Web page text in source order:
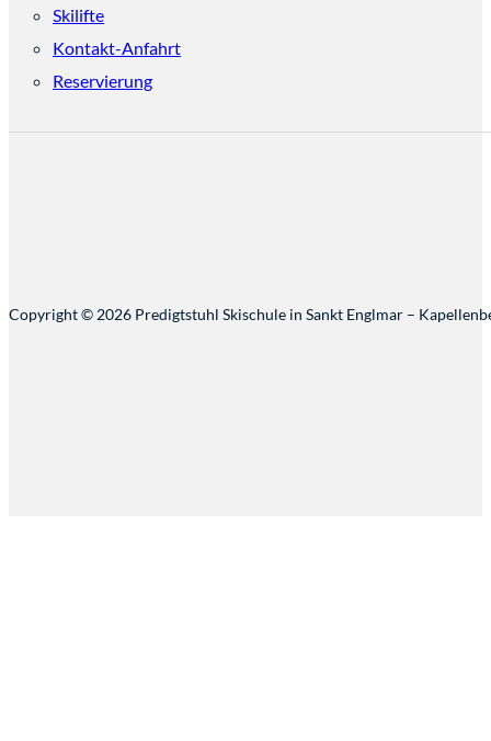
Skilifte
Kontakt-Anfahrt
Reservierung
Copyright © 2026 Predigtstuhl Skischule in Sankt Englmar –